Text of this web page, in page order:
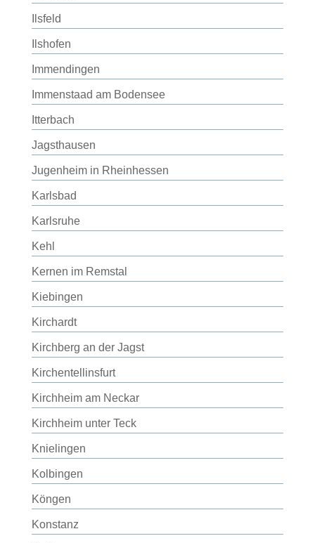
Ilsfeld
Ilshofen
Immendingen
Immenstaad am Bodensee
Itterbach
Jagsthausen
Jugenheim in Rheinhessen
Karlsbad
Karlsruhe
Kehl
Kernen im Remstal
Kiebingen
Kirchardt
Kirchberg an der Jagst
Kirchentellinsfurt
Kirchheim am Neckar
Kirchheim unter Teck
Knielingen
Kolbingen
Köngen
Konstanz